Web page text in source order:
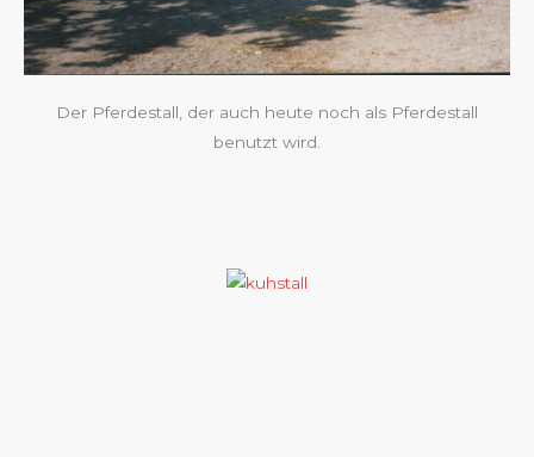
Der Pferdestall, der auch heute noch als Pferdestall
benutzt wird.